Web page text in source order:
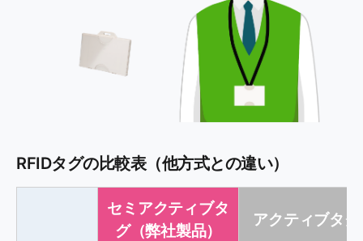
RFIDタグの比較表（他方式との違い）
セミアクティブタ
グ（弊社製品）
アクティブタグ